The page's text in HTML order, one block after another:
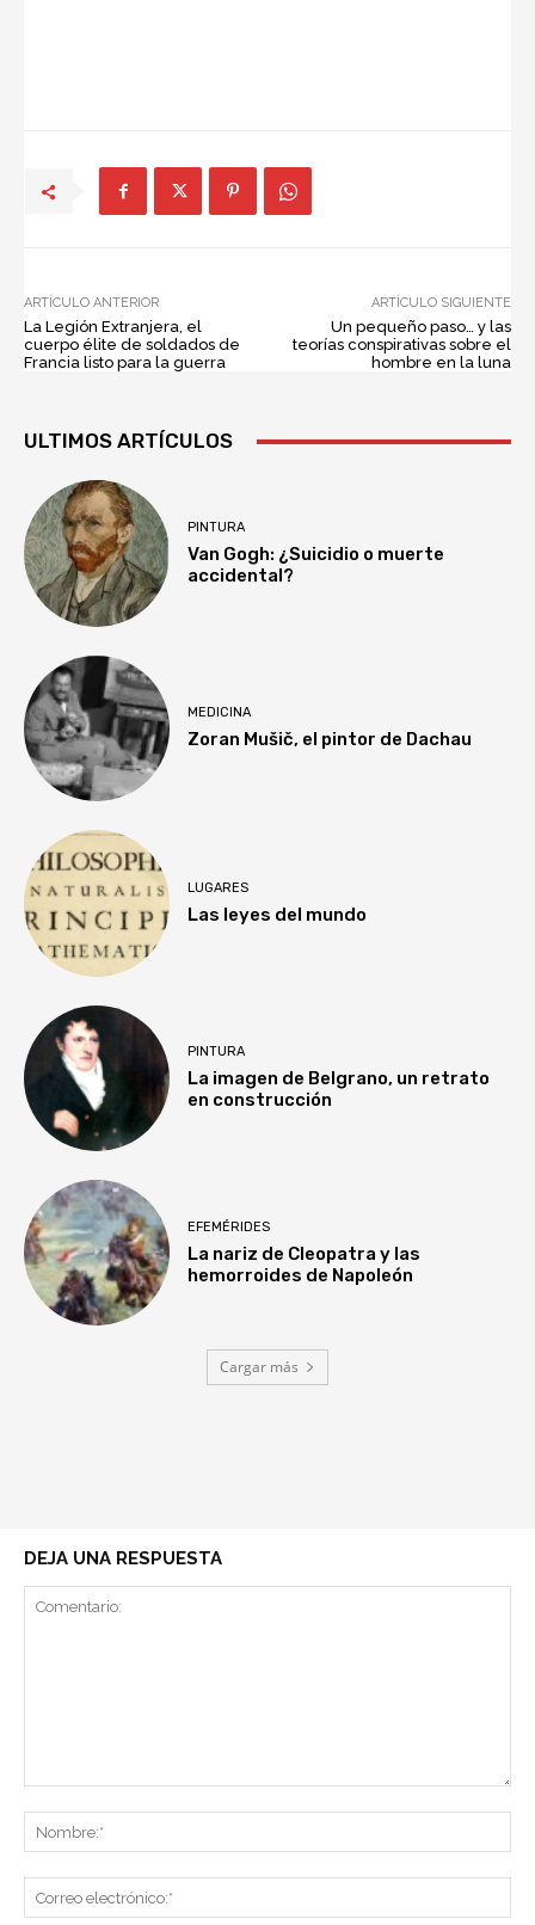
ARTÍCULO ANTERIOR
La Legión Extranjera, el
cuerpo élite de soldados de
Francia listo para la guerra
ARTÍCULO SIGUIENTE
Un pequeño paso… y las
teorías conspirativas sobre el
hombre en la luna
ULTIMOS ARTÍCULOS
PINTURA
Van Gogh: ¿Suicidio o muerte
accidental?
MEDICINA
Zoran Mušič, el pintor de Dachau
LUGARES
Las leyes del mundo
PINTURA
La imagen de Belgrano, un retrato
en construcción
EFEMÉRIDES
La nariz de Cleopatra y las
hemorroides de Napoleón
Cargar más
DEJA UNA RESPUESTA